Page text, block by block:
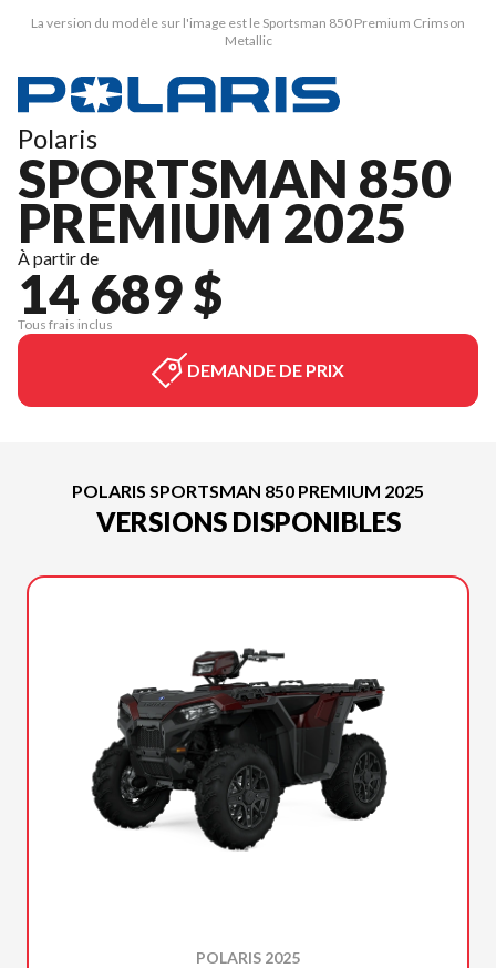
La version du modèle sur l'image est le Sportsman 850 Premium Crimson
Metallic
Polaris
SPORTSMAN 850
PREMIUM 2025
À partir de
14 689 $
Tous frais inclus
DEMANDE DE PRIX
POLARIS SPORTSMAN 850 PREMIUM 2025
VERSIONS DISPONIBLES
POLARIS 2025